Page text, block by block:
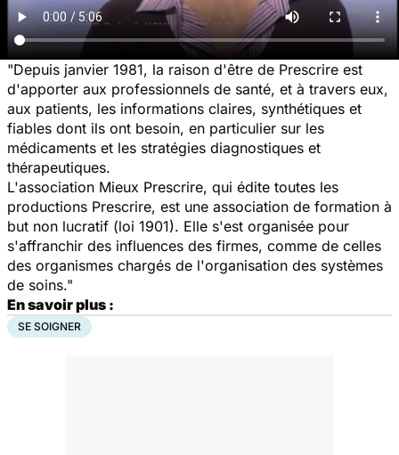
"Depuis janvier 1981, la raison d'être de Prescrire est
d'apporter aux professionnels de santé, et à travers eux,
aux patients, les informations claires, synthétiques et
fiables dont ils ont besoin, en particulier sur les
médicaments et les stratégies diagnostiques et
thérapeutiques.
L'association Mieux Prescrire, qui édite toutes les
productions Prescrire, est une association de formation à
but non lucratif (loi 1901). Elle s'est organisée pour
s'affranchir des influences des firmes, comme de celles
des organismes chargés de l'organisation des systèmes
de soins."
En savoir plus :
SE SOIGNER